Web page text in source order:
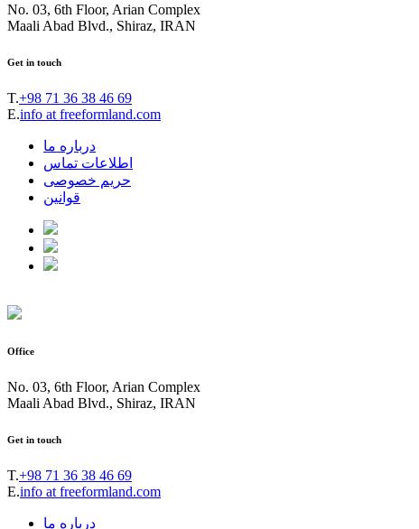
No. 03, 6th Floor, Arian Complex
Maali Abad Blvd., Shiraz, IRAN
Get in touch
T.+98 71 36 38 46 69
E.info at freeformland.com
درباره ما
اطلاعات تماس
حریم خصوصی
قوانین
Office
No. 03, 6th Floor, Arian Complex
Maali Abad Blvd., Shiraz, IRAN
Get in touch
T.+98 71 36 38 46 69
E.info at freeformland.com
درباره ما